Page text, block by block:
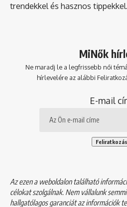
trendekkel és hasznos tippekkel.
MiNők
Ne maradj le a legfrissebb női
hírlevelére az alábbi
E-mail
Az ezen a weboldalon található
célokat szolgálnak. Nem vállalunk
hallgatólagos garanciát az információk